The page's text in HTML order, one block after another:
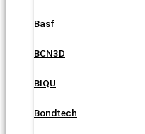
Basf
BCN3D
BIQU
Bondtech